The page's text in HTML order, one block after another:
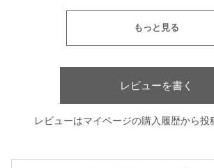
レビューを書く
レビューはマイページの購入履歴から投